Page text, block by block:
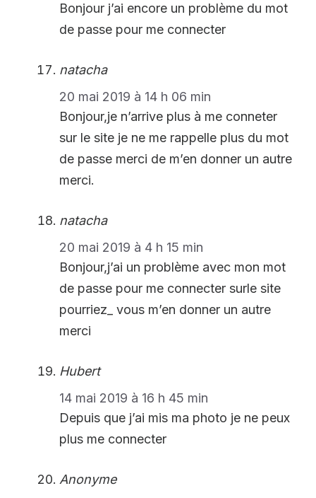
Bonjour j’ai encore un problème du mot
de passe pour me connecter
natacha
20 mai 2019 à 14 h 06 min
Bonjour,je n’arrive plus à me conneter
sur le site je ne me rappelle plus du mot
de passe merci de m’en donner un autre
merci.
natacha
20 mai 2019 à 4 h 15 min
Bonjour,j’ai un problème avec mon mot
de passe pour me connecter surle site
pourriez_ vous m’en donner un autre
merci
Hubert
14 mai 2019 à 16 h 45 min
Depuis que j’ai mis ma photo je ne peux
plus me connecter
Anonyme